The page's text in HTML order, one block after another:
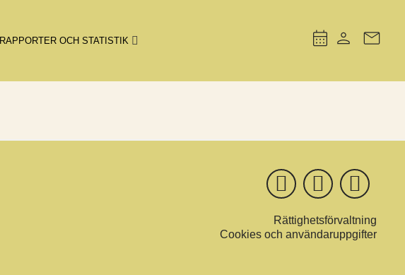
RAPPORTER OCH STATISTIK
Rättighetsförvaltning
Cookies och användaruppgifter